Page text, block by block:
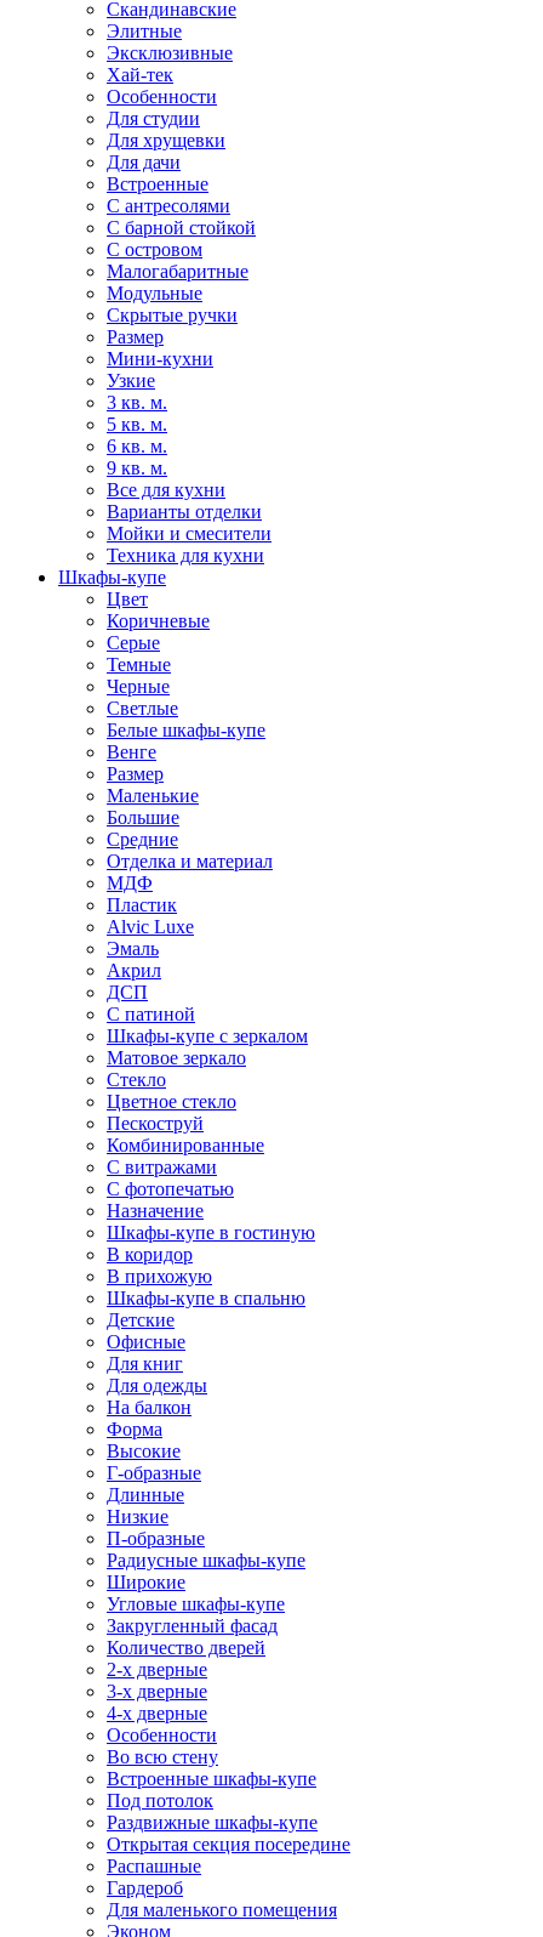
Скандинавские
Элитные
Эксклюзивные
Хай-тек
Особенности
Для студии
Для хрущевки
Для дачи
Встроенные
С антресолями
С барной стойкой
С островом
Малогабаритные
Модульные
Скрытые ручки
Размер
Мини-кухни
Узкие
3 кв. м.
5 кв. м.
6 кв. м.
9 кв. м.
Все для кухни
Варианты отделки
Мойки и смесители
Техника для кухни
Шкафы-купе
Цвет
Коричневые
Серые
Темные
Черные
Светлые
Белые шкафы-купе
Венге
Размер
Маленькие
Большие
Средние
Отделка и материал
МДФ
Пластик
Alvic Luxe
Эмаль
Акрил
ДСП
С патиной
Шкафы-купе с зеркалом
Матовое зеркало
Стекло
Цветное стекло
Пескоструй
Комбинированные
С витражами
С фотопечатью
Назначение
Шкафы-купе в гостиную
В коридор
В прихожую
Шкафы-купе в спальню
Детские
Офисные
Для книг
Для одежды
На балкон
Форма
Высокие
Г-образные
Длинные
Низкие
П-образные
Радиусные шкафы-купе
Широкие
Угловые шкафы-купе
Закругленный фасад
Количество дверей
2-х дверные
3-х дверные
4-х дверные
Особенности
Во всю стену
Встроенные шкафы-купе
Под потолок
Раздвижные шкафы-купе
Открытая секция посередине
Распашные
Гардероб
Для маленького помещения
Эконом